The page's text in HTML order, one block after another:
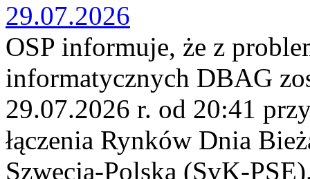
29.07.2026
OSP informuje, że z
informatycznych DBAG
29.07.2026 r. od 20:41
łączenia Rynków Dnia
Szwecja-Polska (SvK-